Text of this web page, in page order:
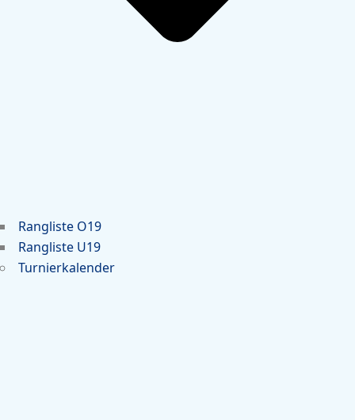
Rangliste O19
Rangliste U19
Turnierkalender